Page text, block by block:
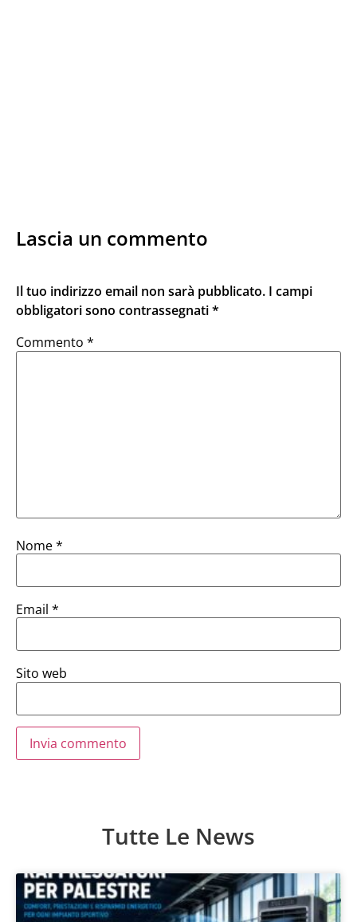
Lascia un commento
Il tuo indirizzo email non sarà pubblicato. I campi
obbligatori sono contrassegnati*
Commento *
Nome*
Email *
Sito web
Tutte Le News